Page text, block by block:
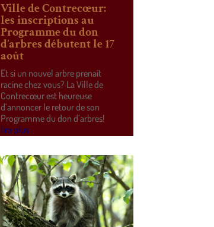
Ville de Contrecœur:
les inscriptions au
Programme du don
d’arbres débutent le 17
août
Et si un nouvel arbre prenait
racine chez vous? La Ville de
Contrecœur est heureuse
d’annoncer le retour de son
Programme du don d’arbres!
lire plus